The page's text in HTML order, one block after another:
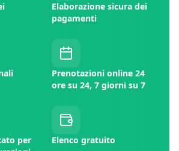
Elaborazione sicura dei
pagamenti
Prenotazioni online 24
ore su 24, 7 giorni su 7
per
Elenco gratuito